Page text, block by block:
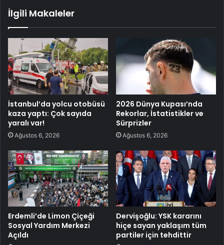
İlgili Makaleler
İstanbul’da yolcu otobüsü
kaza yaptı: Çok sayıda
yaralı var!
Ağustos 6, 2026
2026 Dünya Kupası’nda
Rekorlar, İstatistikler ve
Sürprizler
Ağustos 6, 2026
Erdemli’de Limon Çiçeği
Sosyal Yardım Merkezi
Açıldı
Dervişoğlu: YSK kararını
hiçe sayan yaklaşım tüm
partiler için tehdittir